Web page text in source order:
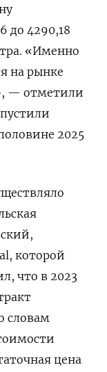
до 4290,18
«Именно
на рынке
— отметили
2025
которой
что в 2023
словам
цена